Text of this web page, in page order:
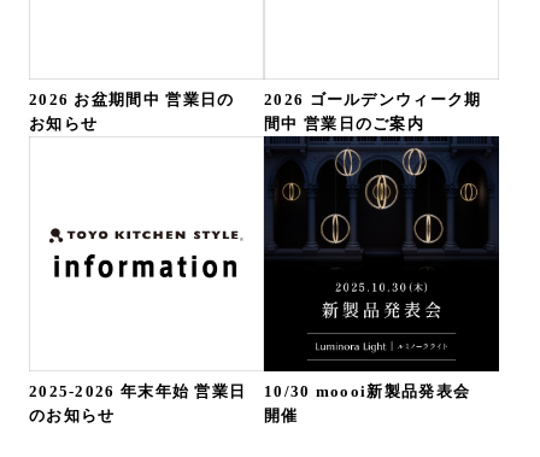
2026 お盆期間中 営業日の
お知らせ
2026 ゴールデンウィーク期
間中 営業日のご案内
2025-2026 年末年始 営業日
のお知らせ
10/30 moooi新製品発表会
開催